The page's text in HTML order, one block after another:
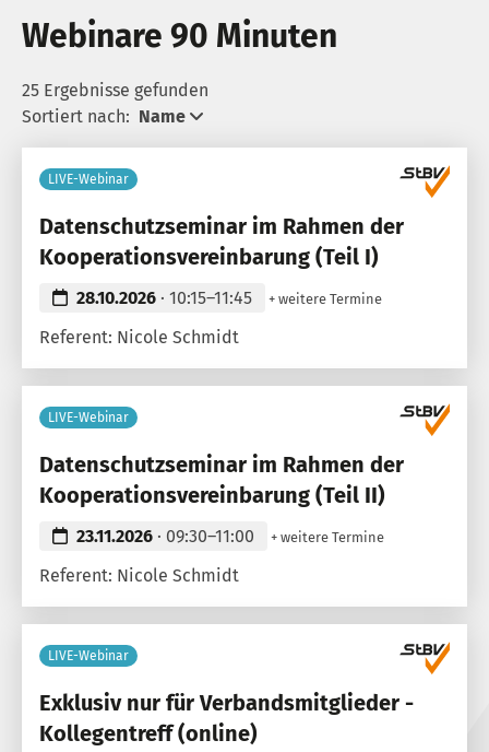
Webinare 90 Minuten
25 Ergebnisse gefunden
Sortiert nach: Name
LIVE-Webinar
Datenschutzseminar im Rahmen der
Kooperationsvereinbarung (Teil I)
28.10.2026 · 10:15–11:45 + weitere Termine
Referent: Nicole Schmidt
LIVE-Webinar
Datenschutzseminar im Rahmen der
Kooperationsvereinbarung (Teil II)
23.11.2026 · 09:30–11:00 + weitere Termine
Referent: Nicole Schmidt
LIVE-Webinar
Exklusiv nur für Verbandsmitglieder -
Kollegentreff (online)